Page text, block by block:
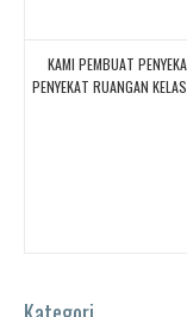
KAMI PEMBUAT
PENYEKAT RUANGAN
KELAS SEKOLAH Bekasi